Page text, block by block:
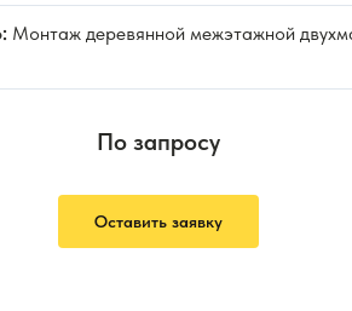
Монтаж деревянной межэтажной
По запросу
Оставить заявку